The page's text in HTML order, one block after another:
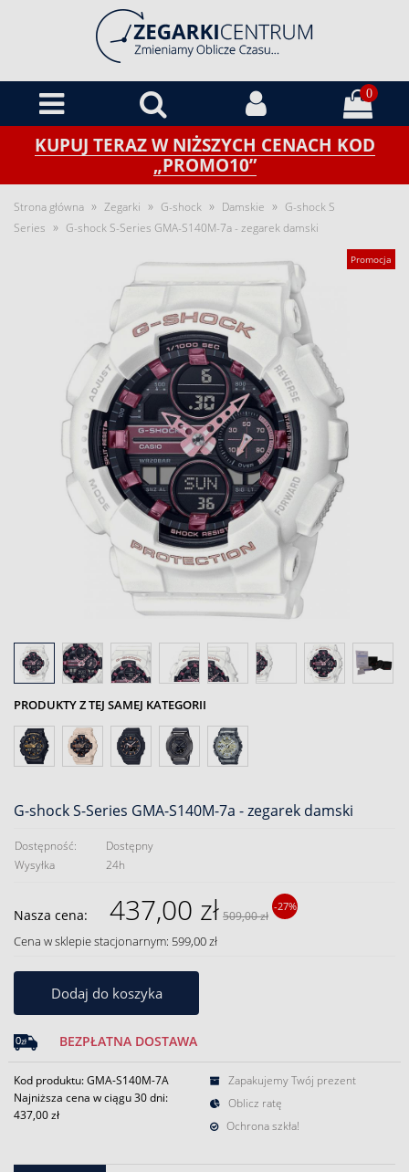
0
KUPUJ TERAZ W NIŻSZYCH CENACH KOD
„PROMO10”
Strona główna » Zegarki » G-shock » Damskie » G-shock S
Series » G-shock S-Series GMA-S140M-7a - zegarek damski
Promocja
PRODUKTY Z TEJ SAMEJ KATEGORII
G-shock S-Series GMA-S140M-7a - zegarek damski
Dostępność:
Dostępny
Wysyłka
24h
Nasza cena: 437,00 zł 509,00 zł
-27%
Cena w sklepie stacjonarnym: 599,00 zł
Dodaj do koszyka
BEZPŁATNA DOSTAWA
Kod produktu: GMA-S140M-7A
Najniższa cena w ciągu 30 dni:
437,00 zł
Zapakujemy Twój prezent
Oblicz ratę
Ochrona szkła!